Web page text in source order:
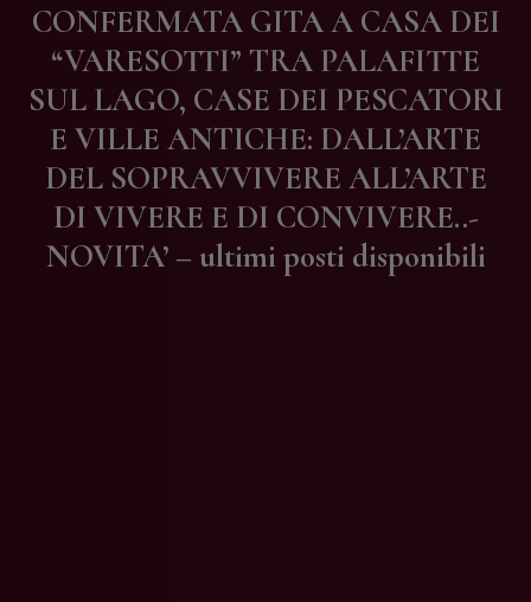
CONFERMATA GITA A CASA DEI
“VARESOTTI” TRA PALAFITTE
SUL LAGO, CASE DEI PESCATORI
E VILLE ANTICHE: DALL’ARTE
DEL SOPRAVVIVERE ALL’ARTE
DI VIVERE E DI CONVIVERE..-
NOVITA’ – ultimi posti disponibili
Contatti